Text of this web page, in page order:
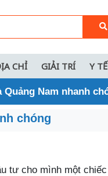
CHỈ GIẢI TRÍ Y
Nam nhanh
chóng
tư cho mình một